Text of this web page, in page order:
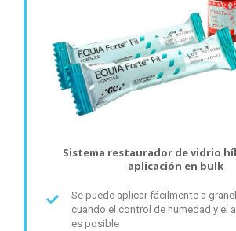
Sistema restaurador de vidrio
aplicación en bulk
Se puede aplicar fácilmente a
cuando el control de humedad y el
es posible